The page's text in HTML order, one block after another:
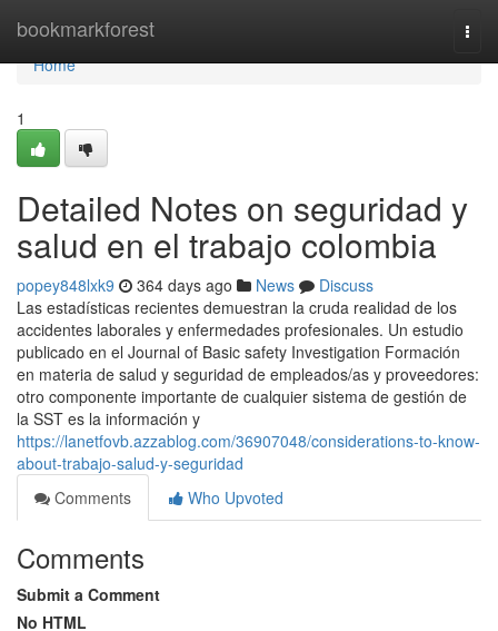
bookmarkforest
Home
Home
1
Detailed Notes on seguridad y
salud en el trabajo colombia
popey848lxk9 364 days ago News
Discuss
Las estadísticas recientes demuestran la cruda realidad de los
accidentes laborales y enfermedades profesionales. Un estudio
publicado en el Journal of Basic safety Investigation Formación
en materia de salud y seguridad de empleados/as y proveedores:
otro componente importante de cualquier sistema de gestión de
la SST es la información y
https://lanetfovb.azzablog.com/36907048/considerations-to-know-
about-trabajo-salud-y-seguridad
Comments
Who Upvoted
Comments
Submit a Comment
No HTML